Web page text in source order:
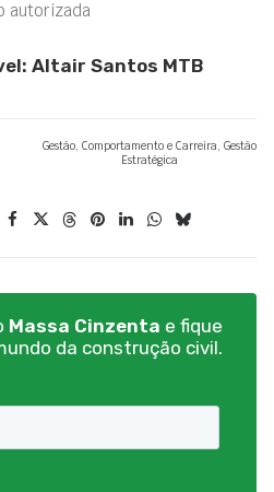
autorizada
Altair Santos MTB
Gestão, Comportamento e Carreira, Gestão
Estratégica
Massa Cinzenta e fique
da construção civil.